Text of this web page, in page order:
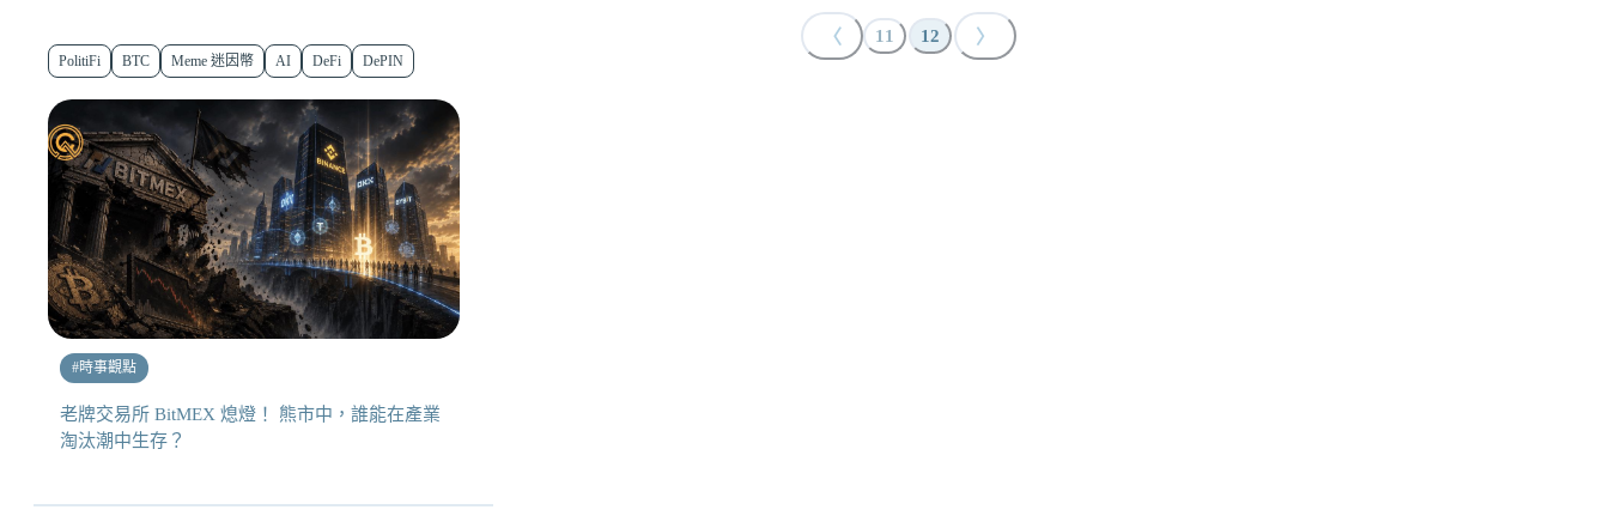
PolitiFi BTC Meme 迷因幣 AI DeFi DePIN
#時事觀點
老牌交易所 BitMEX 熄燈！ 熊市中，誰能在產業
淘汰潮中生存？
〈 11 12 〉